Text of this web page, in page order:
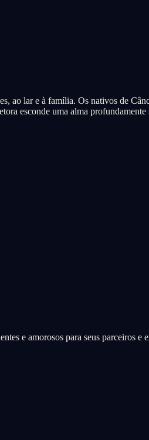
ao lar e à família. Os nativos de
esconde uma alma
e amorosos para seus parceiros